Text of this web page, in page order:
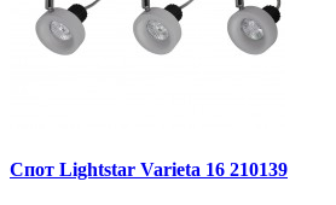
Спот Lightstar Varieta 16 210139